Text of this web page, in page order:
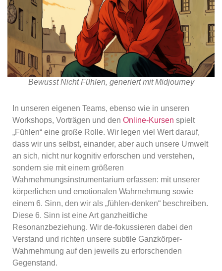
Bewusst Nicht Fühlen, generiert mit Midjourney
In unseren eigenen Teams, ebenso wie in unseren
Workshops, Vorträgen und den Online-Kursen spielt
„Fühlen“ eine große Rolle. Wir legen viel Wert darauf,
dass wir uns selbst, einander, aber auch unsere Umwelt
an sich, nicht nur kognitiv erforschen und verstehen,
sondern sie mit einem größeren
Wahrnehmungsinstrumentarium erfassen: mit unserer
körperlichen und emotionalen Wahrnehmung sowie
einem 6. Sinn, den wir als „fühlen-denken“ beschreiben.
Diese 6. Sinn ist eine Art ganzheitliche
Resonanzbeziehung. Wir de-fokussieren dabei den
Verstand und richten unsere subtile Ganzkörper-
Wahrnehmung auf den jeweils zu erforschenden
Gegenstand.